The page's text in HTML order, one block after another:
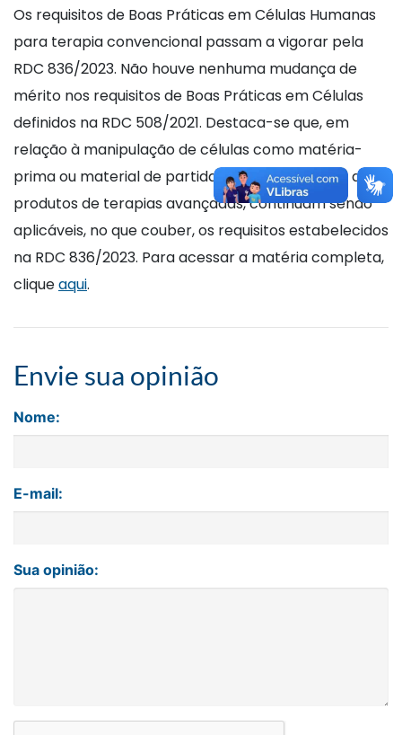
Os requisitos de Boas Práticas em Células Humanas
para terapia convencional passam a vigorar pela
RDC 836/2023. Não houve nenhuma mudança de
mérito nos requisitos de Boas Práticas em Células
definidos na RDC 508/2021. Destaca-se que, em
relação à manipulação de células como matéria-
prima ou material de partida para a fabricação de
produtos de terapias avançadas, continuam sendo
aplicáveis, no que couber, os requisitos estabelecidos
na RDC 836/2023. Para acessar a matéria completa,
cliqueaqui.
Envie sua opinião
Nome:
E-mail:
Sua opinião: